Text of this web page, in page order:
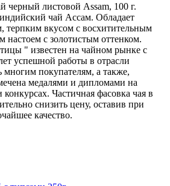
черный листовой Assam, 100 г.
чай Ассам. Обладает
вкусом с восхитительным
настоем с золотистым оттенком.
" известен на чайном рынке с
успешной работы в отрасли
покупателям, а также,
медалями и дипломами на
Частичная фасовка чая в
снизить цену, оставив при
качество.